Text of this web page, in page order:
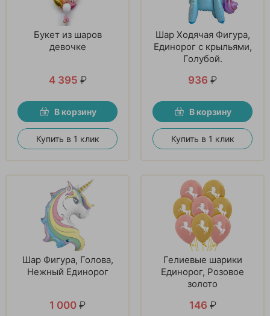
Букет из шаров
девочке
4 395 ₽
В корзину
Купить в 1 клик
Шар Ходячая Фигура,
Единорог с крыльями,
Голубой.
936 ₽
В корзину
Купить в 1 клик
Шар Фигура, Голова,
Нежный Единорог
1 000 ₽
Гелиевые шарики
Единорог, Розовое
золото
146 ₽